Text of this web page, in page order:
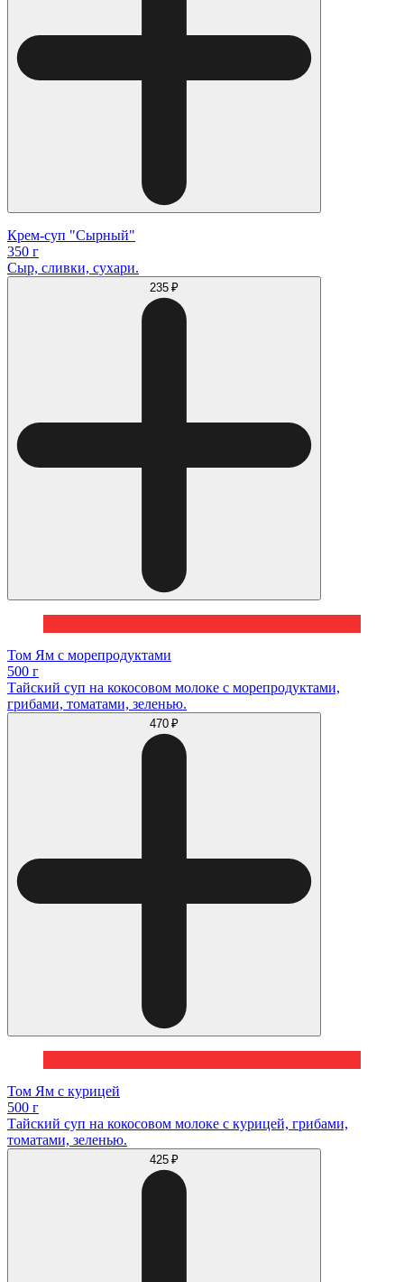
Крем-суп "Сырный"
350 г
Сыр, сливки, сухари.
235 ₽
Том Ям с морепродуктами
500 г
Тайский суп на кокосовом молоке с морепродуктами,
грибами, томатами, зеленью.
470 ₽
Том Ям с курицей
500 г
Тайский суп на кокосовом молоке с курицей, грибами,
томатами, зеленью.
425 ₽